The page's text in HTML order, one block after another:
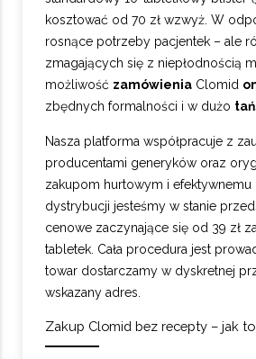
kosztować od 70 zł wzwyż. W
rosnące potrzeby pacjentek – ale
zmagających się z niepłodnością
możliwość zamówienia Clomid
zbędnych formalności i w dużo
Nasza platforma współpracuje z
producentami generyków oraz
zakupom hurtowym i
dystrybucji jesteśmy w stanie
cenowe zaczynające się od 39 zł
tabletek. Cała procedura jest
towar dostarczamy w dyskretnej
wskazany adres.
Zakup Clomid bez recepty – jak to